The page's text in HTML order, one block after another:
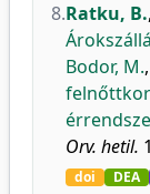
8.Ratku, B.,
Bodor, M.,
Orv. hetil.
doi DEA